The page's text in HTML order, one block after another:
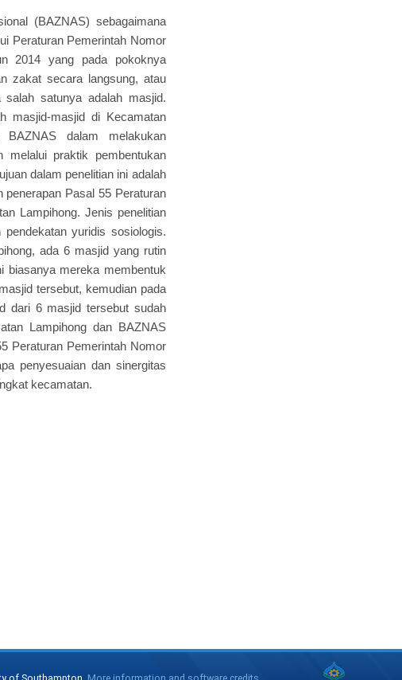
(BAZNAS) sebagaimana
Peraturan Pemerintah Nomor
2014 yang pada pokoknya
zakat secara langsung, atau
satunya adalah masjid.
masjid-masjid di Kecamatan
BAZNAS dalam melakukan
melalui praktik pembentukan
dalam penelitian ini adalah
penerapan Pasal 55 Peraturan
Lampihong. Jenis penelitian
yuridis sosiologis.
ada 6 masjid yang rutin
biasanya mereka membentuk
tersebut, kemudian pada
dari 6 masjid tersebut sudah
Lampihong dan BAZNAS
Peraturan Pemerintah Nomor
penyesuaian dan sinergitas
kecamatan.